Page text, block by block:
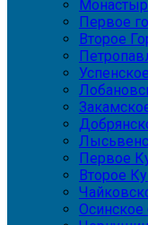
Первое
Второе
Первое
Второе
Осинское